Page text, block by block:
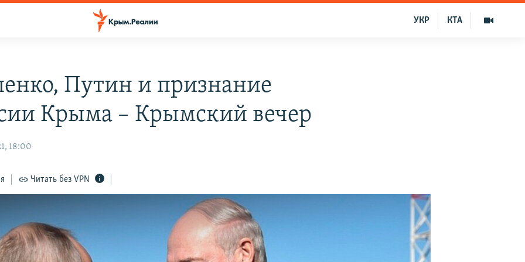
КТА
УКР
Путин и признание
Крыма – Крымский вечер
18:00
Читать без VPN